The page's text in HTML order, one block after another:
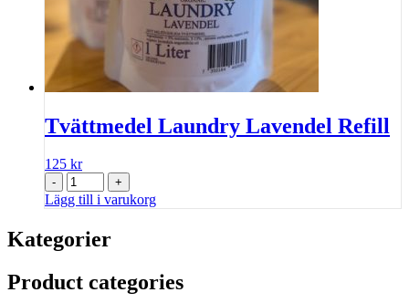
Tvättmedel Laundry Lavendel Refill
125 kr
- +
Lägg till i varukorg
Kategorier
Product categories